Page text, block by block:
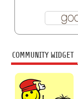
COMMUNITY WIDGET